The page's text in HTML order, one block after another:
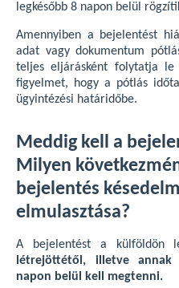
legkésőbb 8 napon belül
Amennyiben a bejelentést
adat vagy dokumentum
teljes eljárásként folytatja
figyelmet, hogy a pótlás
ügyintézési határidőbe.
Meddig kell a
Milyen
bejelentés
elmulasztása?
A bejelentést a külföldön
létrejöttétől, illetve annak
napon belül kell megtenni.